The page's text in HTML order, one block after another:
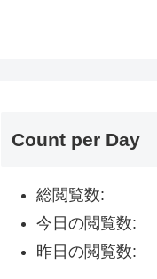
Count per Day
総閲覧数:
今日の閲覧数:
昨日の閲覧数: